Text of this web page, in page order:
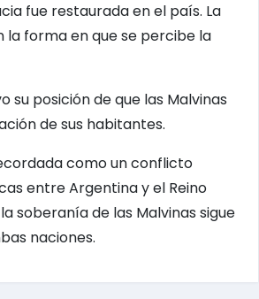
fue restaurada en el país. La
forma en que se percibe la
su posición de que las Malvinas
de sus habitantes.
como un conflicto
entre Argentina y el Reino
soberanía de las Malvinas sigue
naciones.